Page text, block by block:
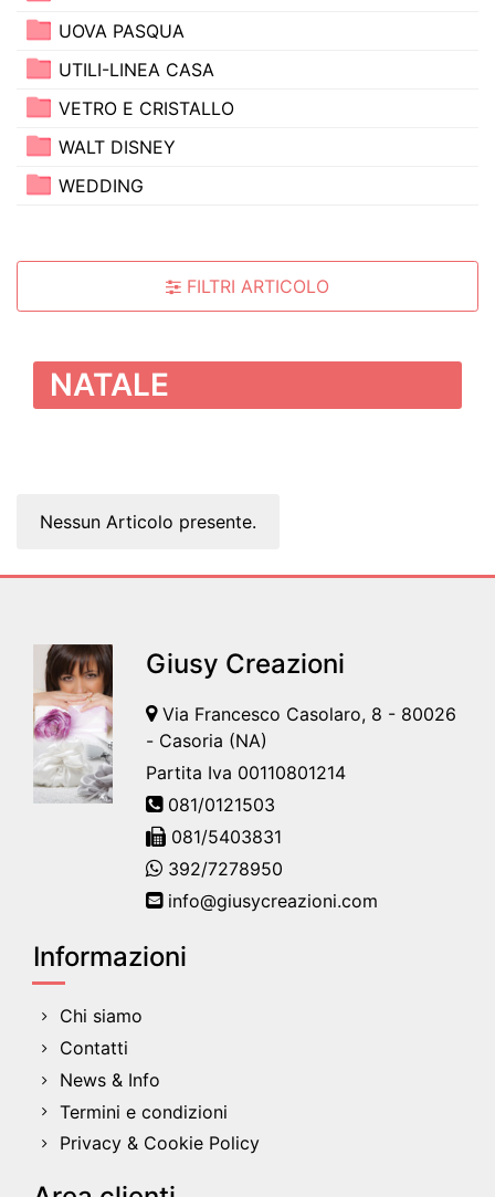
UOVA PASQUA
UTILI-LINEA CASA
VETRO E CRISTALLO
WALT DISNEY
WEDDING
FILTRI ARTICOLO
NATALE
Nessun Articolo presente.
Giusy Creazioni
Via Francesco Casolaro, 8 - 80026
- Casoria (NA)
Partita Iva 00110801214
081/0121503
081/5403831
392/7278950
info@giusycreazioni.com
Informazioni
Chi siamo
Contatti
News & Info
Termini e condizioni
Privacy & Cookie Policy